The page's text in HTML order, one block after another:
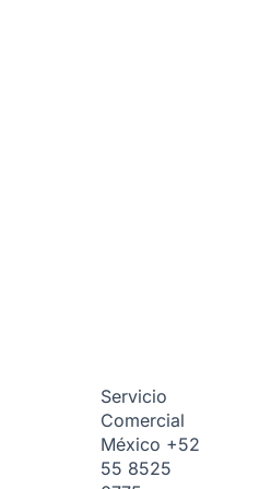
Servicio
Comercial
México +52
55 8525